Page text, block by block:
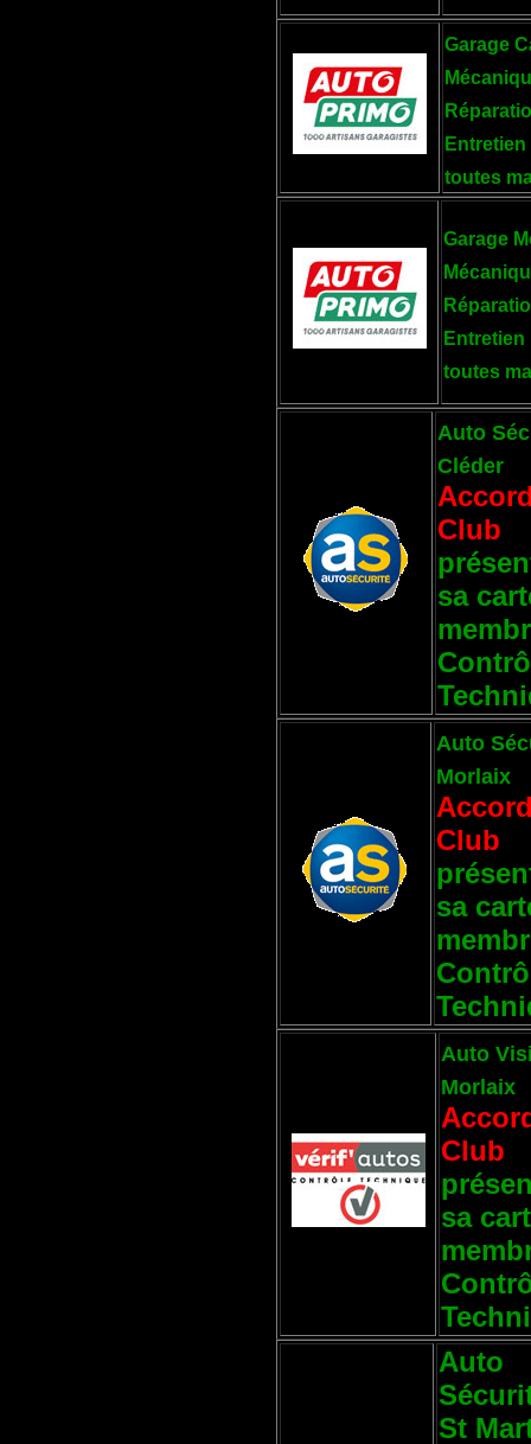
Garage
Entretien
toutes
Garage
Entretien
toutes
Auto
Cléder
Club
sa
Auto
Morlaix
Club
sa
Auto
Morlaix
Club
sa
Auto
St